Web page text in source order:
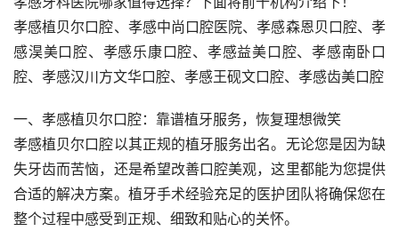
孝感植贝尔口腔、孝感中尚口腔医院、孝感森恩贝口腔、孝
感淏美口腔、孝感乐康口腔、孝感益美口腔、孝感南卧口
腔、孝感汉川方文华口腔、孝感王砚文口腔、孝感齿美口腔
一、孝感植贝尔口腔：靠谱植牙服务，恢复理想微笑
孝感植贝尔口腔以其正规的植牙服务出名。无论您是因为缺
失牙齿而苦恼，还是希望改善口腔美观，这里都能为您提供
合适的解决方案。植牙手术经验充足的医护团队将确保您在
整个过程中感受到正规、细致和贴心的关怀。